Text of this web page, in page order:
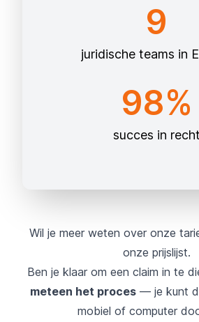
9
juridische teams in
98%
succes in recht
Wil je meer weten over onze
onze prijslijst.
Ben je klaar om een claim in te
meteen het proces — je kunt
mobiel of computer